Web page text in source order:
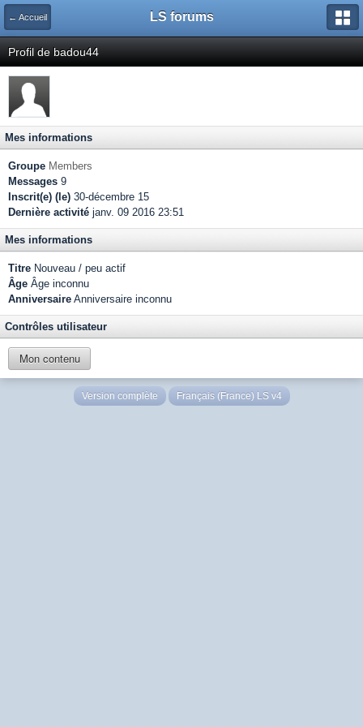
← Accueil LS forums
Profil de badou44
Mes informations
Groupe Members
Messages 9
Inscrit(e) (le) 30-décembre 15
Dernière activité janv. 09 2016 23:51
Mes informations
Titre Nouveau / peu actif
Âge Âge inconnu
Anniversaire Anniversaire inconnu
Contrôles utilisateur
Mon contenu
Version complète Français (France) LS v4